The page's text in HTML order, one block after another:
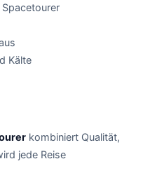
Kälte
kombiniert Qualität,
jede Reise